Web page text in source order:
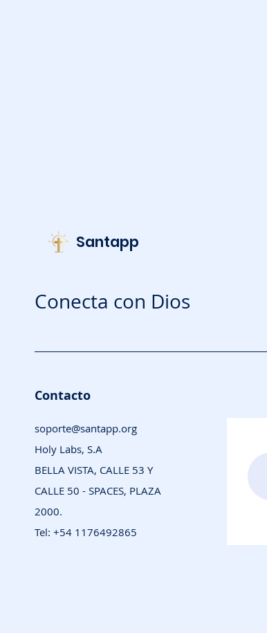
Santapp
Conecta con Dios
Contacto
soporte@santapp.org
Holy Labs, S.A
BELLA VISTA, CALLE 53 Y
CALLE 50 - SPACES, PLAZA
2000.
Tel: +54 1176492865